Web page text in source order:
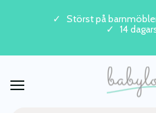
Skip to main content
Störst på
14